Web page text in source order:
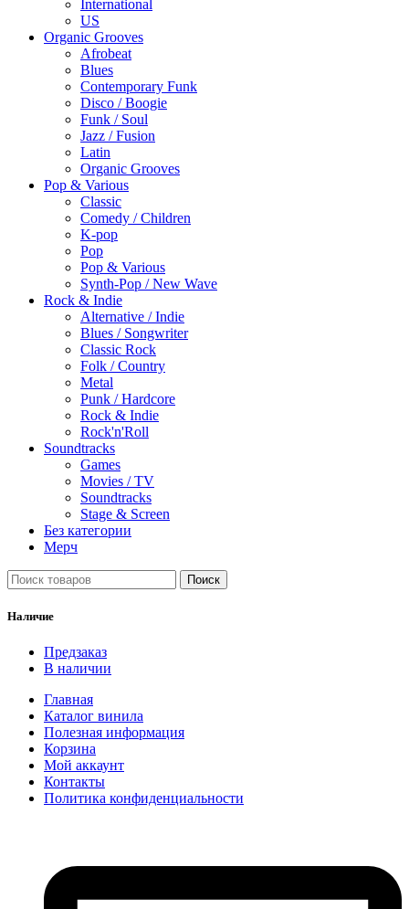
International
US
Organic Grooves
Afrobeat
Blues
Contemporary Funk
Disco / Boogie
Funk / Soul
Jazz / Fusion
Latin
Organic Grooves
Pop & Various
Classic
Comedy / Children
K-pop
Pop
Pop & Various
Synth-Pop / New Wave
Rock & Indie
Alternative / Indie
Blues / Songwriter
Classic Rock
Folk / Country
Metal
Punk / Hardcore
Rock & Indie
Rock'n'Roll
Soundtracks
Games
Movies / TV
Soundtracks
Stage & Screen
Без категории
Мерч
Поиск
Наличие
Предзаказ
В наличии
Главная
Каталог винила
Полезная информация
Корзина
Мой аккаунт
Контакты
Политика конфиденциальности